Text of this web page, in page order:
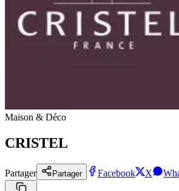
Maison & Déco
CRISTEL
Partager Partager Facebook X